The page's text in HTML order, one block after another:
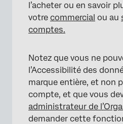
l’acheter ou en savoir
votre commercial ou au
comptes.
Notez que vous ne
l’Accessibilité des
marque entière, et non
compte, et que vous
administrateur de
demander cette